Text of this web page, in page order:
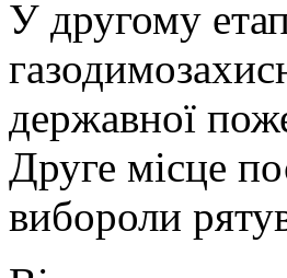
У другому
державної
Друге місце
вибороли